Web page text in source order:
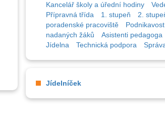
Kancelář školy a úřední hodiny
Přípravná třída
1. stupeň 2.
poradenské pracoviště
nadaných žáků
Asistenti pedagoga
Jídelna
Technická podpora
Jídelníček